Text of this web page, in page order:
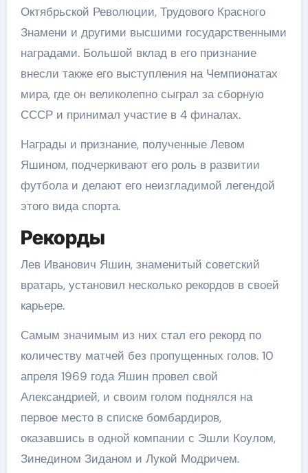
Октябрьской Революции, Трудового Красного
Знамени и другими высшими государственными
наградами. Большой вклад в его признание
внесли также его выступления на Чемпионатах
мира, где он великолепно сыграл за сборную
СССР и принимал участие в 4 финалах.
Награды и признание, полученные Левом
Яшином, подчеркивают его роль в развитии
футбола и делают его неизгладимой легендой
этого вида спорта.
Рекорды
Лев Иванович Яшин, знаменитый советский
вратарь, установил несколько рекордов в своей
карьере.
Самым значимым из них стал его рекорд по
количеству матчей без пропущенных голов. 10
апреля 1969 года Яшин провел свой
Александрией, и своим голом поднялся на
первое место в списке бомбардиров,
оказавшись в одной компании с Эшли Коулом,
Зинедином Зиданом и Лукой Модричем.